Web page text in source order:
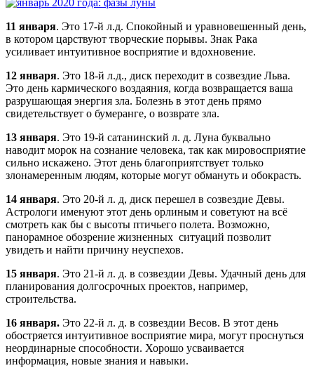
11 января. Это 17-й л.д. Спокойный и уравновешенный день,
в котором царствуют творческие порывы. Знак Рака
усиливает интуитивное восприятие и вдохновение.
12 января. Это 18-й л.д., диск переходит в созвездие Льва.
Это день кармического воздаяния, когда возвращается ваша
разрушающая энергия зла. Болезнь в этот день прямо
свидетельствует о бумеранге, о возврате зла.
13 января. Это 19-й сатанинский л. д. Луна буквально
наводит морок на сознание человека, так как мировосприятие
сильно искажено. Этот день благоприятствует только
злонамеренным людям, которые могут обмануть и обокрасть.
14 января. Это 20-й л. д, диск перешел в созвездие Девы.
Астрологи именуют этот день орлиным и советуют на всё
смотреть как бы с высоты птичьего полета. Возможно,
панорамное обозрение жизненных ситуаций позволит
увидеть и найти причину неуспехов.
15 января. Это 21-й л. д. в созвездии Девы. Удачный день для
планирования долгосрочных проектов, например,
строительства.
16 января. Это 22-й л. д. в созвездии Весов. В этот день
обостряется интуитивное восприятие мира, могут проснуться
неординарные способности. Хорошо усваивается
информация, новые знания и навыки.